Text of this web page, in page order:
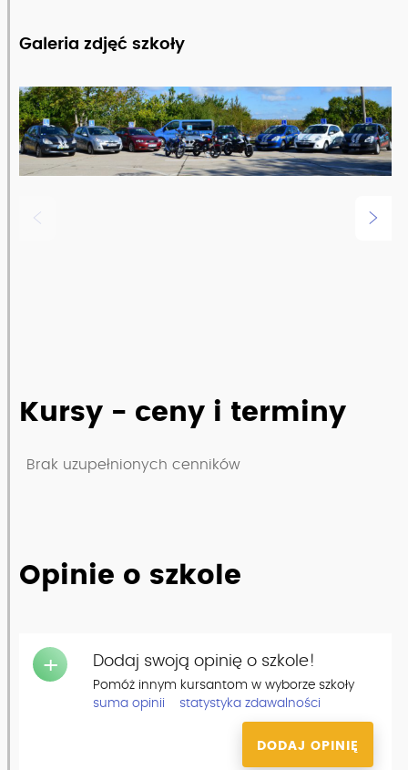
Zobacz pełny opis szkoły
Galeria zdjęć szkoły
Kursy - ceny i terminy
Brak uzupełnionych cenników
Opinie o szkole
+ Dodaj swoją opinię o szkole!
Pomóż innym kursantom w wyborze szkoły
suma opinii
statystyka zdawalności
DODAJ OPINIĘ